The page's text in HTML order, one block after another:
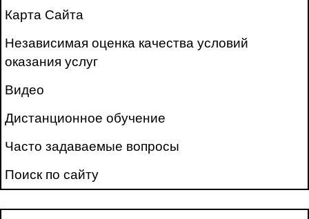
Карта Сайта
Независимая оценка качества условий
оказания услуг
Видео
Дистанционное обучение
Часто задаваемые вопросы
Поиск по сайту